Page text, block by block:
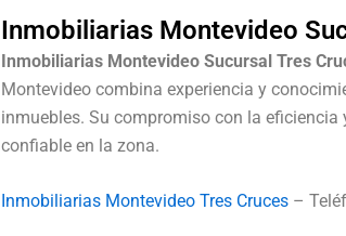
Inmobiliarias Montevideo
Inmobiliarias Montevideo Sucursal Tres
Montevideo combina experiencia y
inmuebles. Su compromiso con la
confiable en la zona.
Inmobiliarias Montevideo Tres Cruces–